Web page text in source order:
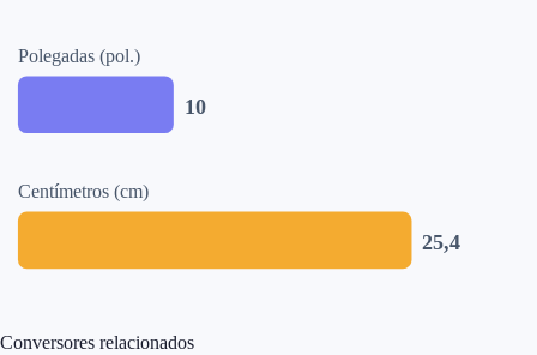
Polegadas (pol.)
10
Centímetros (cm)
25,4
Conversores relacionados